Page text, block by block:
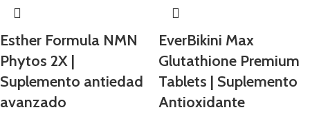
Esther Formula NMN
Phytos 2X |
Suplemento antiedad
avanzado
EverBikini Max
Glutathione Premium
Tablets | Suplemento
Antioxidante